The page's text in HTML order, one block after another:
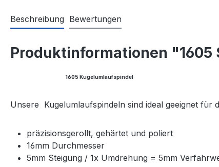
Beschreibung Bewertungen
Produktinformationen "1605
1605 Kugelumlaufspindel
Unsere Kugelumlaufspindeln sind ideal geeignet für
präzisionsgerollt, gehärtet und poliert
16mm Durchmesser
5mm Steigung / 1x Umdrehung = 5mm